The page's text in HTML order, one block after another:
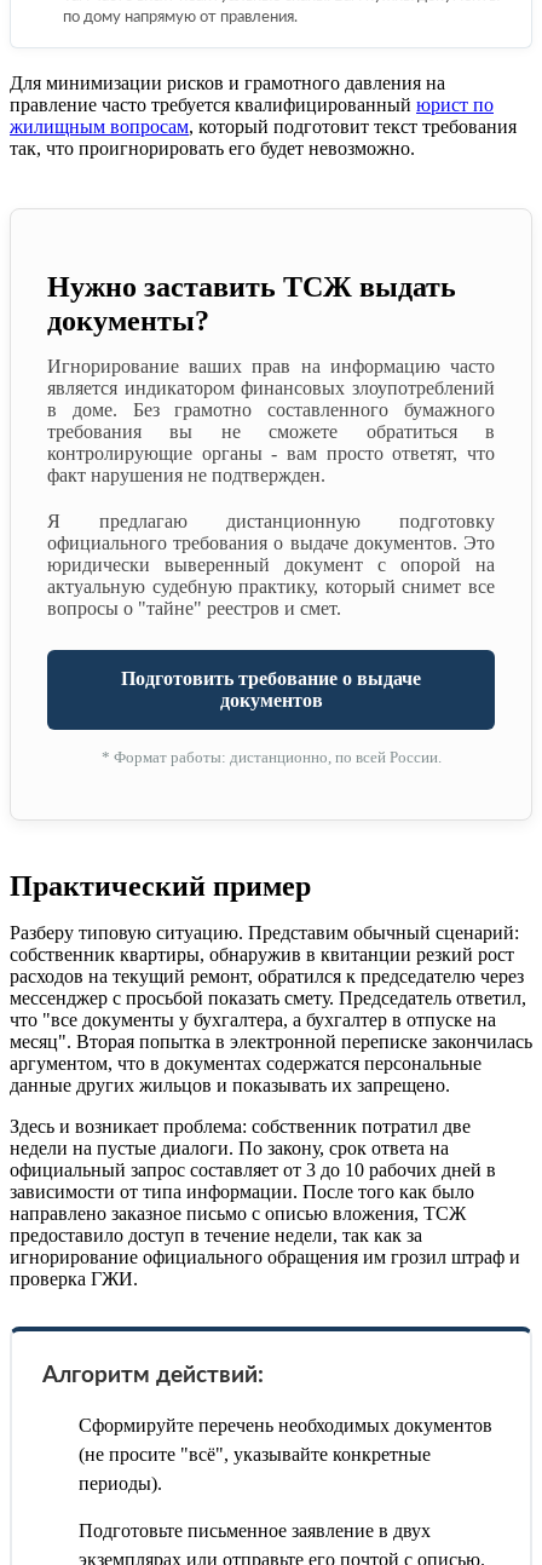
по дому напрямую от правления.
Для минимизации рисков и грамотного давления на
правление часто требуется квалифицированный юрист по
жилищным вопросам, который подготовит текст требования
так, что проигнорировать его будет невозможно.
Нужно заставить ТСЖ выдать
документы?
Игнорирование ваших прав на информацию часто
является индикатором финансовых злоупотреблений
в доме. Без грамотно составленного бумажного
требования вы не сможете обратиться в
контролирующие органы - вам просто ответят, что
факт нарушения не подтвержден.
Я предлагаю дистанционную подготовку
официального требования о выдаче документов. Это
юридически выверенный документ с опорой на
актуальную судебную практику, который снимет все
вопросы о "тайне" реестров и смет.
Подготовить требование о выдаче
документов
* Формат работы: дистанционно, по всей России.
Практический пример
Разберу типовую ситуацию. Представим обычный сценарий:
собственник квартиры, обнаружив в квитанции резкий рост
расходов на текущий ремонт, обратился к председателю через
мессенджер с просьбой показать смету. Председатель ответил,
что "все документы у бухгалтера, а бухгалтер в отпуске на
месяц". Вторая попытка в электронной переписке закончилась
аргументом, что в документах содержатся персональные
данные других жильцов и показывать их запрещено.
Здесь и возникает проблема: собственник потратил две
недели на пустые диалоги. По закону, срок ответа на
официальный запрос составляет от 3 до 10 рабочих дней в
зависимости от типа информации. После того как было
направлено заказное письмо с описью вложения, ТСЖ
предоставило доступ в течение недели, так как за
игнорирование официального обращения им грозил штраф и
проверка ГЖИ.
Алгоритм действий:
Сформируйте перечень необходимых документов
(не просите "всё", указывайте конкретные
периоды).
Подготовьте письменное заявление в двух
экземплярах или отправьте его почтой с описью.